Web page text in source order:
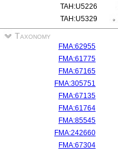
TAH:U5226
TAH:U5329
Taxonomy
FMA:62955
FMA:61775
FMA:67165
FMA:305751
FMA:67135
FMA:61764
FMA:85545
FMA:242660
FMA:67304